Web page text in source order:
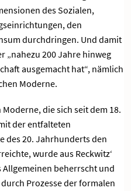
des Sozialen,
den
durchdringen. Und damit
„nahezu 200 Jahre hinweg
ausgemacht hat“, nämlich
Moderne.
die sich seit dem 18.
der entfalteten
des 20. Jahrhunderts den
wurde aus Reckwitz‘
Allgemeinen beherrscht und
Prozesse der formalen